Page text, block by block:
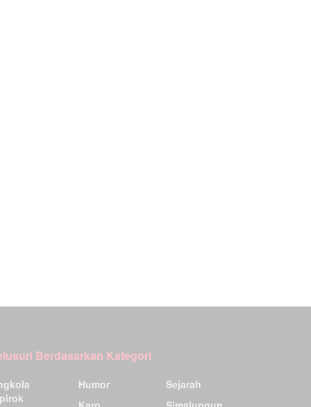
Berdasarkan Kategori
Humor
Sejarah